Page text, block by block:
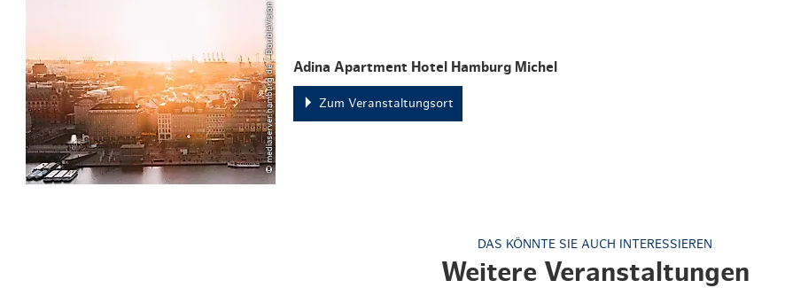
© mediaserver.hamburg.de / DoubleVision Adina Apartment Hotel Hamburg Michel
Zum Veranstaltungsort
DAS KÖNNTE SIE AUCH INTERESSIEREN
Weitere Veranstaltungen